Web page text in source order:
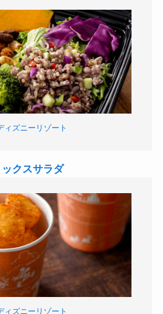
ィズニーリゾート
ックスサラダ
ィズニーリゾート